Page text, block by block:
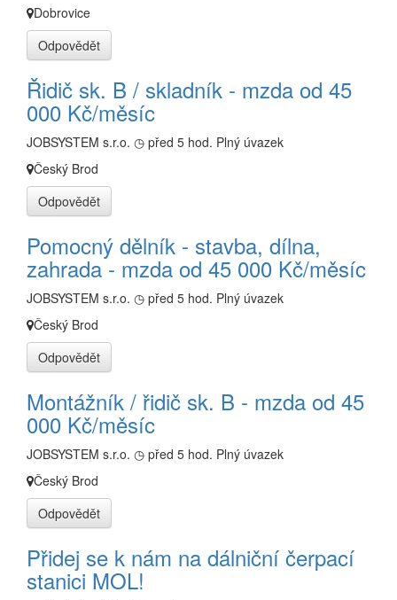
Dobrovice
Odpovědět
Řidič sk. B / skladník - mzda od 45
000 Kč/měsíc
JOBSYSTEM s.r.o. ◷ před 5 hod. Plný úvazek
Český Brod
Odpovědět
Pomocný dělník - stavba, dílna,
zahrada - mzda od 45 000 Kč/měsíc
JOBSYSTEM s.r.o. ◷ před 5 hod. Plný úvazek
Český Brod
Odpovědět
Montážník / řidič sk. B - mzda od 45
000 Kč/měsíc
JOBSYSTEM s.r.o. ◷ před 5 hod. Plný úvazek
Český Brod
Odpovědět
Přidej se k nám na dálniční čerpací
stanici MOL!